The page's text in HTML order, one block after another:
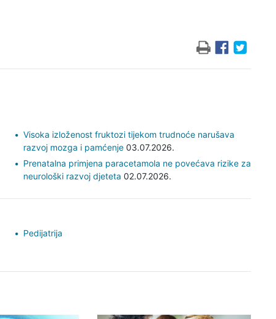
Visoka izloženost fruktozi tijekom trudnoće narušava
razvoj mozga i pamćenje 03.07.2026.
Prenatalna primjena paracetamola ne povećava rizike za
neurološki razvoj djeteta 02.07.2026.
Pedijatrija